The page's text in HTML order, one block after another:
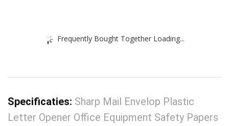
Frequently Bought Together Loading...
Specificaties: Sharp Mail Envelop Plastic
Letter Opener Office Equipment Safety Papers